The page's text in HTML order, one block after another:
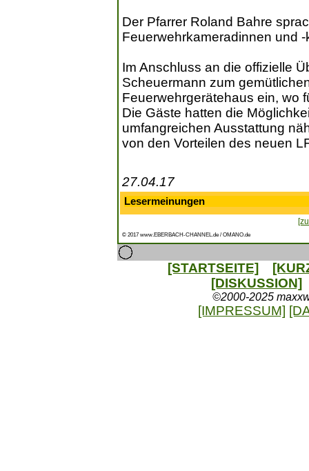
Der Pfarrer Roland Bahre
Feuerwehrkameradinnen und
Im Anschluss an die offizielle
Scheuermann zum
Feuerwehrgerätehaus ein, wo
Die Gäste hatten die
umfangreichen Ausstattung
von den Vorteilen des neuen
27.04.17
Lesermeinungen
© 2017 www.EBERBACH-CHANNEL.de / OMANO.de
[STARTSEITE]
[DISKUSSION]
©2000-2025
[IMPRESSUM]